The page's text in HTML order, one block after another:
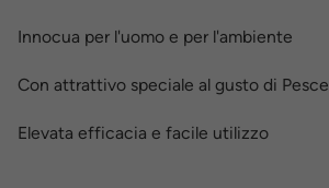
Innocua per l'uomo e per l'ambiente
Con attrattivo speciale al gusto di Pesce
Elevata efficacia e facile utilizzo